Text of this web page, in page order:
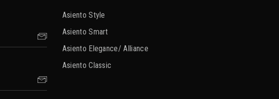
Asiento Style
Asiento Smart
Asiento Elegance/ Alliance
Asiento Classic